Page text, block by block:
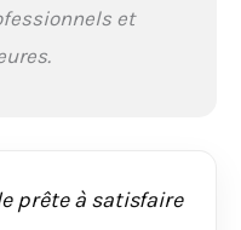
Capuche
avec visière en
pour une
à l'avant
aux aérations
et
prête à satisfaire